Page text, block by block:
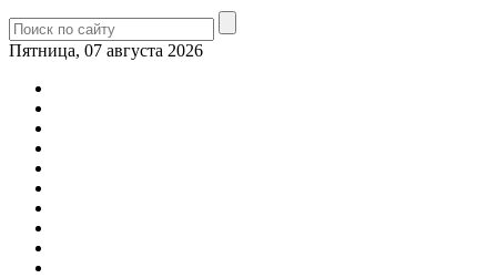
Пятница, 07 августа 2026